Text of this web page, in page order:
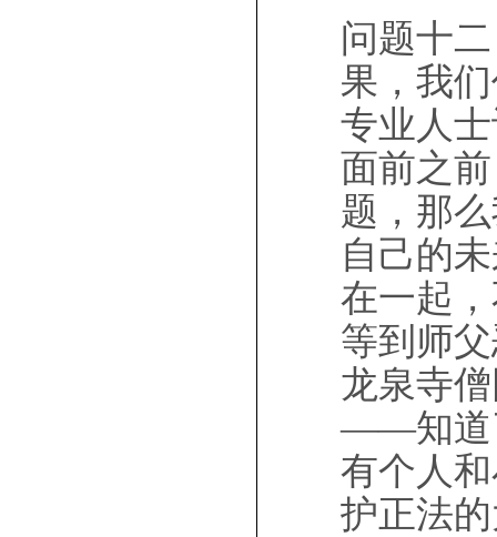
问题十
果，我
专业人
面前之
题，那
自己的
在一起
等到师
龙泉寺
——知道
有个人
护正法